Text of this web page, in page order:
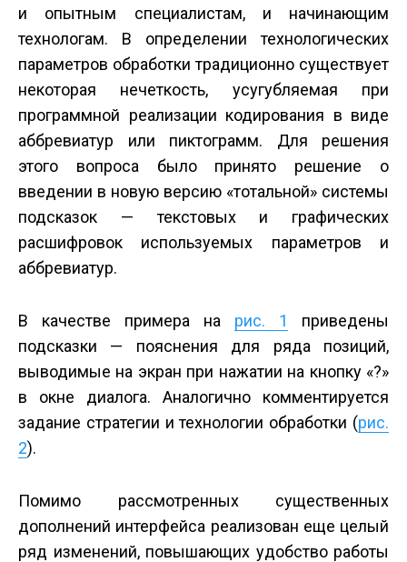
и опытным специалистам, и начинающим
технологам. В определении технологических
параметров обработки традиционно существует
некоторая нечеткость, усугубляемая при
программной реализации кодирования в виде
аббревиатур или пиктограмм. Для решения
этого вопроса было принято решение о
введении в новую версию «тотальной» системы
подсказок — текстовых и графических
расшифровок используемых параметров и
аббревиатур.
В качестве примера на рис. 1
приведены
подсказки — пояснения для ряда позиций,
выводимые на экран при нажатии на кнопку «?»
в окне диалога. Аналогично комментируется
задание стратегии и технологии обработки (рис.
2).
Помимо рассмотренных существенных
дополнений интерфейса реализован еще целый
ряд изменений, повышающих удобство работы